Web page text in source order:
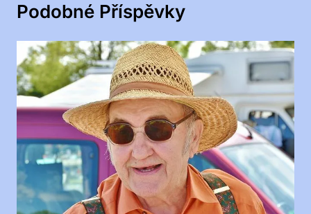
Podobné Příspěvky